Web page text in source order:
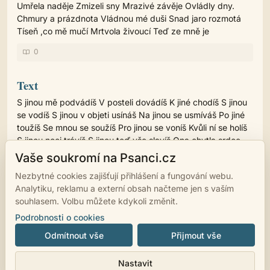
Umřela naděje Zmizeli sny Mrazivé závěje Ovládly dny.
Chmury a prázdnota Vládnou mé duši Snad jaro rozmotá
Tíseň ,co mě mučí Mrtvola živoucí Teď ze mně je
0
Text
S jinou mě podvádíš V posteli dovádíš K jiné chodíš S jinou
se vodíš S jinou v objeti usínáš Na jinou se usmíváš Po jiné
toužíš Se mnou se soužíš Pro jinou se voníš Kvůli ní se holíš
S jinou noci trávíš S jinou teď vše slavíš Ona chytla srdce
Tvoje Vzala mi co bylo moje Tvoje volba tohle je Mně chlad
běhá po těle.
0
Nastavení cookies
Vaše soukromí na Psanci.cz
Nezbytné cookies zajišťují přihlášení a fungování webu.
Analytiku, reklamu a externí obsah načteme jen s vaším
souhlasem. Volbu můžete kdykoli změnit.
Podrobnosti o cookies
Odmítnout vše
Nastavit
Přijmout vše